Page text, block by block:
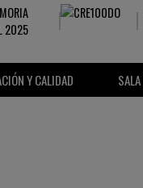
Y CALIDAD